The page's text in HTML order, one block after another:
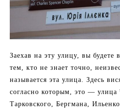
Заехав на ​​эту улицу, вы будете
тем, кто не знает точно,
называется эта улица. Здесь
согласно которым, это —
Тарковского, Бергмана,